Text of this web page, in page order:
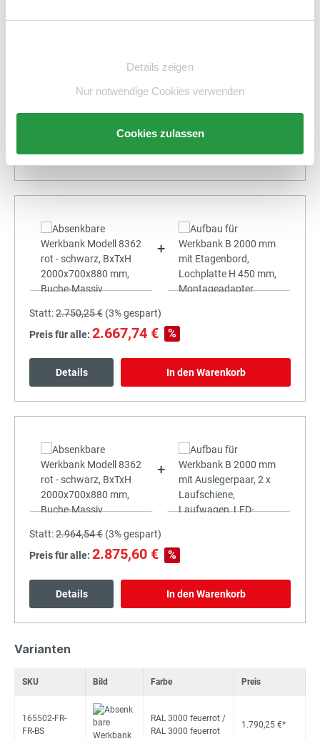
Details zeigen
Nur notwendige Cookies verwenden
Cookies zulassen
2.570,25 €(3%gespart)
Preis für alle:2.493,14 € %
+
Statt:2.750,25 € (3%gespart)
Preis für alle: 2.667,74 € %
Details In den Warenkorb
+
Statt:2.964,54 € (3%gespart)
Preis für alle: 2.875,60 € %
Details In den Warenkorb
Varianten
SKU Bild Farbe Preis
165502-FR-
FR-BS
RAL 3000 feuerrot /
RAL 3000 feuerrot
1.790,25 €*